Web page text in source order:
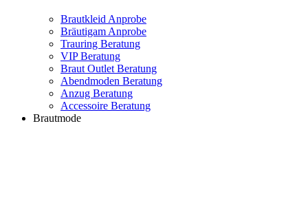
Brautkleid Anprobe
Bräutigam Anprobe
Trauring Beratung
VIP Beratung
Braut Outlet Beratung
Abendmoden Beratung
Anzug Beratung
Accessoire Beratung
Brautmode